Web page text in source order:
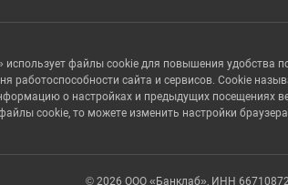
файлы cookie для повышения удобства
работоспособности сайта и сервисов. Cookie
о настройках и предыдущих посещениях
cookie, то можете изменить настройки
© 2026 ООО «Банклаб», ИНН